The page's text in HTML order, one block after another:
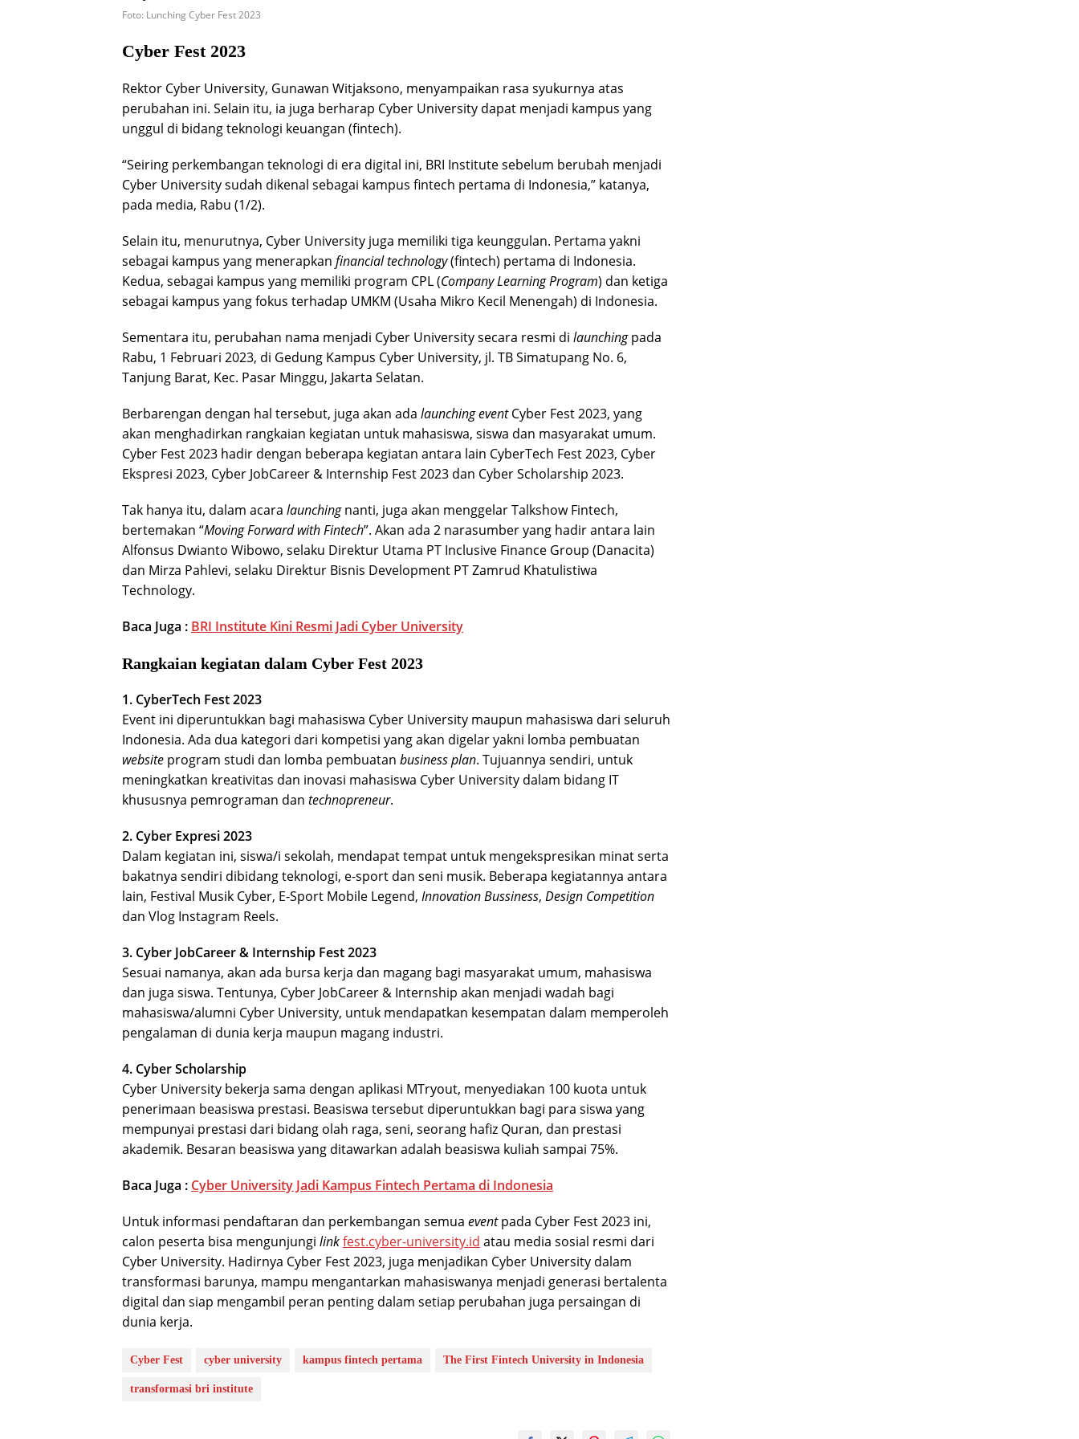
Foto: Lunching Cyber Fest 2023
Cyber Fest 2023
Rektor Cyber University, Gunawan Witjaksono, menyampaikan rasa syukurnya atas
perubahan ini. Selain itu, ia juga berharap Cyber University dapat menjadi kampus yang
unggul di bidang teknologi keuangan (fintech).
“Seiring perkembangan teknologi di era digital ini, BRI Institute sebelum berubah menjadi
Cyber University sudah dikenal sebagai kampus fintech pertama di Indonesia,” katanya,
pada media, Rabu (1/2).
Selain itu, menurutnya, Cyber University juga memiliki tiga keunggulan. Pertama yakni
sebagai kampus yang menerapkan financial technology(fintech) pertama di Indonesia.
Kedua, sebagai kampus yang memiliki program CPL (Company Learning Program) dan ketiga
sebagai kampus yang fokus terhadap UMKM (Usaha Mikro Kecil Menengah) di Indonesia.
Sementara itu, perubahan nama menjadi Cyber University secara resmi di launchingpada
Rabu, 1 Februari 2023, di Gedung Kampus Cyber University, jl. TB Simatupang No. 6,
Tanjung Barat, Kec. Pasar Minggu, Jakarta Selatan.
Berbarengan dengan hal tersebut, juga akan ada launching eventCyber Fest 2023, yang
akan menghadirkan rangkaian kegiatan untuk mahasiswa, siswa dan masyarakat umum.
Cyber Fest 2023 hadir dengan beberapa kegiatan antara lain CyberTech Fest 2023, Cyber
Ekspresi 2023, Cyber JobCareer & Internship Fest 2023 dan Cyber Scholarship 2023.
Tak hanya itu, dalam acara launchingnanti, juga akan menggelar Talkshow Fintech,
bertemakan “Moving Forward with Fintech”. Akan ada 2 narasumber yang hadir antara lain
Alfonsus Dwianto Wibowo, selaku Direktur Utama PT Inclusive Finance Group (Danacita)
dan Mirza Pahlevi, selaku Direktur Bisnis Development PT Zamrud Khatulistiwa
Technology.
Baca Juga : BRI Institute Kini Resmi Jadi Cyber University
Rangkaian kegiatan dalam Cyber Fest 2023
1. CyberTech Fest 2023
Event ini diperuntukkan bagi mahasiswa Cyber University maupun mahasiswa dari seluruh
Indonesia. Ada dua kategori dari kompetisi yang akan digelar yakni lomba pembuatan
website program studi dan lomba pembuatan business plan. Tujuannya sendiri, untuk
meningkatkan kreativitas dan inovasi mahasiswa Cyber University dalam bidang IT
khususnya pemrograman dan technopreneur.
2. Cyber Expresi 2023
Dalam kegiatan ini, siswa/i sekolah, mendapat tempat untuk mengekspresikan minat serta
bakatnya sendiri dibidang teknologi, e-sport dan seni musik. Beberapa kegiatannya antara
lain, Festival Musik Cyber, E-Sport Mobile Legend, Innovation Bussiness, Design Competition
dan Vlog Instagram Reels.
3. Cyber JobCareer & Internship Fest 2023
Sesuai namanya, akan ada bursa kerja dan magang bagi masyarakat umum, mahasiswa
dan juga siswa. Tentunya, Cyber JobCareer & Internship akan menjadi wadah bagi
mahasiswa/alumni Cyber University, untuk mendapatkan kesempatan dalam memperoleh
pengalaman di dunia kerja maupun magang industri.
4. Cyber Scholarship
Cyber University bekerja sama dengan aplikasi MTryout, menyediakan 100 kuota untuk
penerimaan beasiswa prestasi. Beasiswa tersebut diperuntukkan bagi para siswa yang
mempunyai prestasi dari bidang olah raga, seni, seorang hafiz Quran, dan prestasi
akademik. Besaran beasiswa yang ditawarkan adalah beasiswa kuliah sampai 75%.
Baca Juga : Cyber University Jadi Kampus Fintech Pertama di Indonesia
Untuk informasi pendaftaran dan perkembangan semua eventpada Cyber Fest 2023 ini,
calon peserta bisa mengunjungi linkfest.cyber-university.id atau media sosial resmi dari
Cyber University. Hadirnya Cyber Fest 2023, juga menjadikan Cyber University dalam
transformasi barunya, mampu mengantarkan mahasiswanya menjadi generasi bertalenta
digital dan siap mengambil peran penting dalam setiap perubahan juga persaingan di
dunia kerja.
Cyber Fest cyber university kampus fintech pertama The First Fintech University in Indonesia
transformasi bri institute